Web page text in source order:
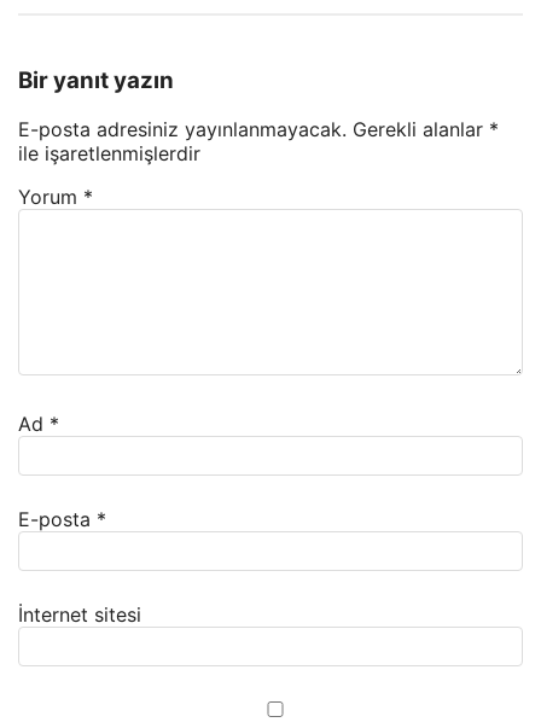
Bir yanıt yazın
E-posta adresiniz yayınlanmayacak. Gerekli alanlar *
ile işaretlenmişlerdir
Yorum *
Ad *
E-posta *
İnternet sitesi